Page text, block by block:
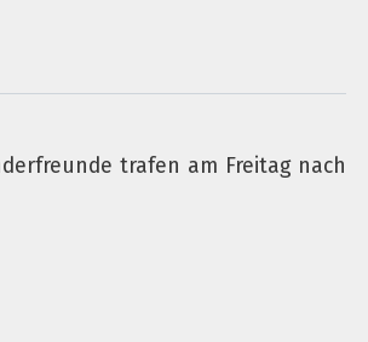
trafen am Freitag nach